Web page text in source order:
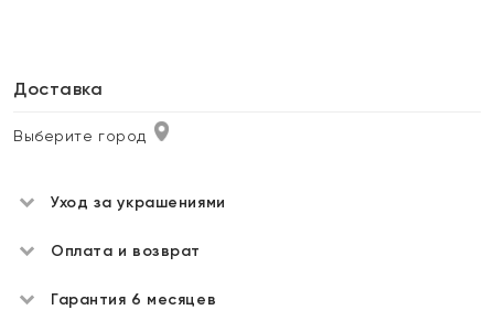
Доставка
Выберите город
Уход за украшениями
Оплата и возврат
Гарантия 6 месяцев